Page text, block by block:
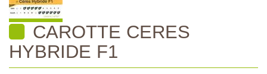
CAROTTE CERES
HYBRIDE F1